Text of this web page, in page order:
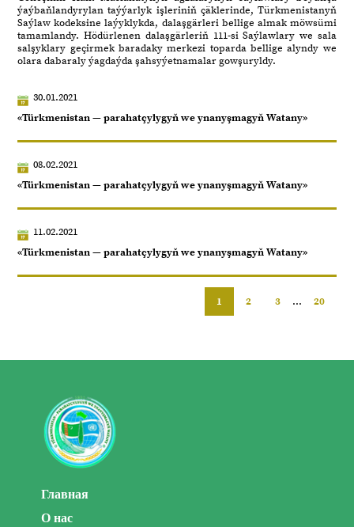
ýaýbaňlandyrylan taýýarlyk işleriniň çäklerinde, Türkmenistanyň
Saýlaw kodeksine laýyklykda, dalaşgärleri bellige almak möwsümi
tamamlandy. Hödürlenen dalaşgärleriň 111-si Saýlawlary we sala
salşyklary geçirmek baradaky merkezi toparda bellige alyndy we
olara dabaraly ýagdaýda şahsyýetnamalar gowşuryldy.
30.01.2021
«Türkmenistan — parahatçylygyň we ynanyşmagyň Watany»
08.02.2021
«Türkmenistan — parahatçylygyň we ynanyşmagyň Watany»
11.02.2021
«Türkmenistan — parahatçylygyň we ynanyşmagyň Watany»
1 2 3 ... 20
Главная
О нас